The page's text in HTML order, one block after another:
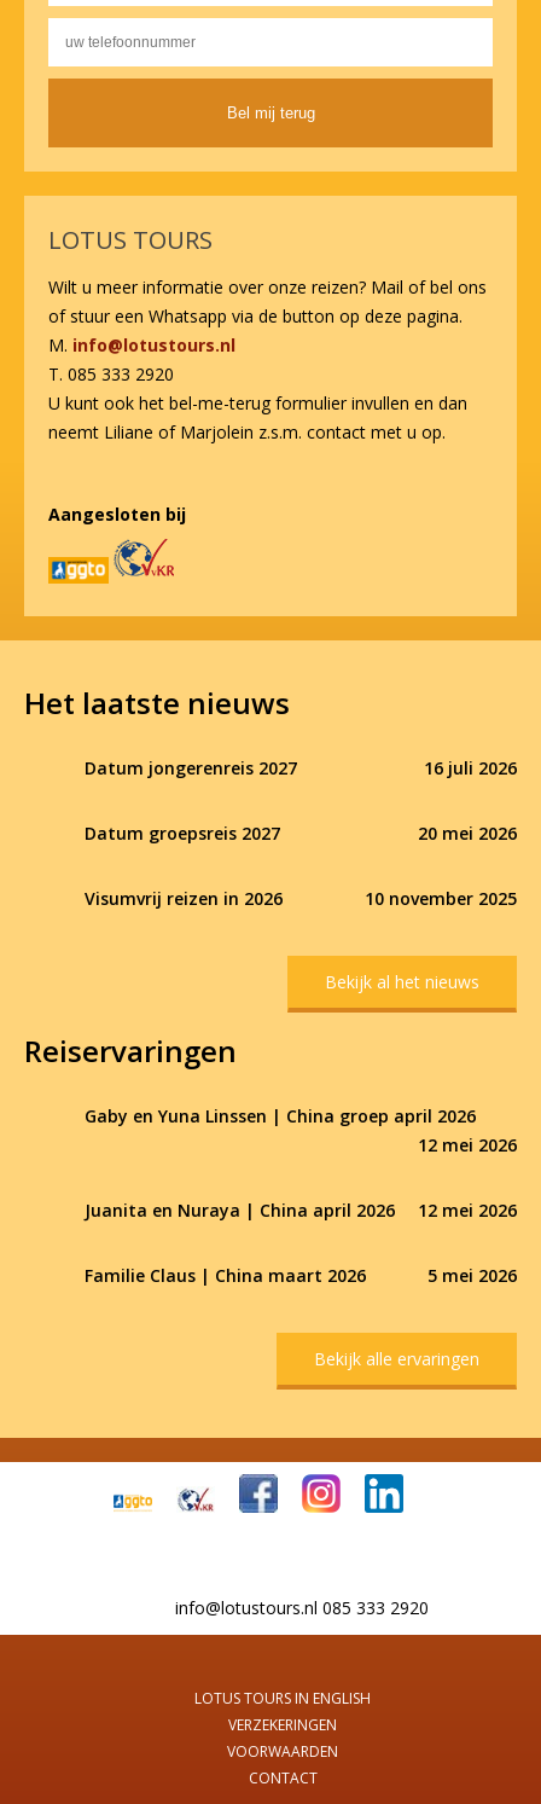
LOTUS TOURS
Wilt u meer informatie over onze reizen? Mail of bel ons
of stuur een Whatsapp via de button op deze pagina.
M. info@lotustours.nl
T. 085 333 2920
U kunt ook het bel-me-terug formulier invullen en dan
neemt Liliane of Marjolein z.s.m. contact met u op.
Aangesloten bij
Het laatste nieuws
Datum jongerenreis 2027 16 juli 2026
Datum groepsreis 2027 20 mei 2026
Visumvrij reizen in 2026 10 november 2025
Bekijk al het nieuws
Reiservaringen
Gaby en Yuna Linssen | China groep april 2026
12 mei 2026
Juanita en Nuraya | China april 2026 12 mei 2026
Familie Claus | China maart 2026 5 mei 2026
Bekijk alle ervaringen
info@lotustours.nl 085 333 2920
LOTUS TOURS IN ENGLISH
VERZEKERINGEN
VOORWAARDEN
CONTACT